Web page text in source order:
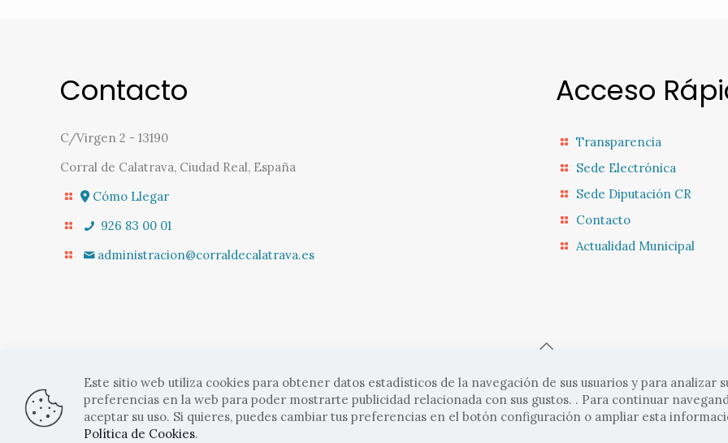
Contacto
C/Virgen 2 - 13190
Corral de Calatrava, Ciudad Real, España
Cómo Llegar
926 83 00 01
administracion@corraldecalatrava.es
Acceso
Transparencia
Sede Electrónica
Sede Diputación CR
Contacto
Actualidad Municipal
© 2022 Ayto. Corral de Calatrava |Aviso legal |Politicas de cookies|Políticas de
Este sitio web utiliza cookies para obtener datos estadísticos de la navegación de sus usuarios y para analizar
preferencias en la web para poder mostrarte publicidad relacionada con sus gustos. . Para continuar
aceptar su uso. Si quieres, puedes cambiar tus preferencias en el botón configuración o ampliar esta
Política de Cookies.